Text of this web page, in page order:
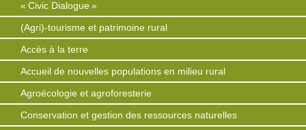
« Civic Dialogue »
(Agri)-tourisme et patrimoine rural
Accès à la terre
Accueil de nouvelles populations en milieu rural
Agroécologie et agroforesterie
Conservation et gestion des ressources naturelles